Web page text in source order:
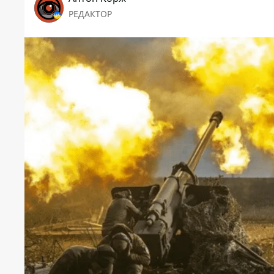
РЕДАКТОР